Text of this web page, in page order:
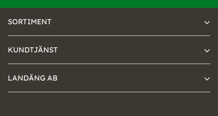
SORTIMENT
KUNDTJÄNST
LANDÄNG AB